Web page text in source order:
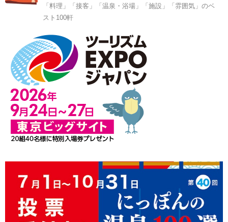
「料理」「接客」「温泉・浴場」「施設」「雰囲気」のベ
スト100軒